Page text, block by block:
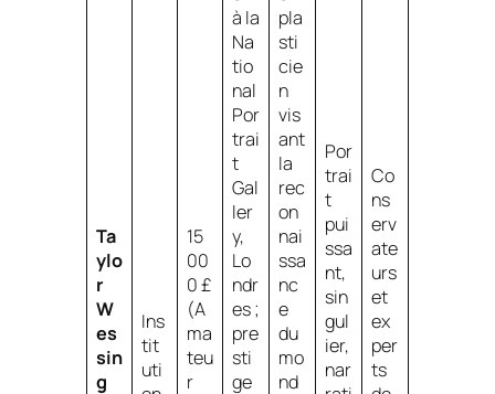
Ta
ylo
r
W
es
sin
g
Ins
tit
uti
15
00
0 £
(A
ma
teu
r
à la
Na
tio
nal
Por
trai
t
Gal
ler
y,
Lo
ndr
es ;
pre
sti
ge
pla
sti
cie
n
vis
ant
la
rec
on
nai
ssa
nc
e
du
mo
nd
Por
trai
t
pui
ssa
nt,
sin
gul
ier,
nar
Co
ns
erv
ate
urs
et
ex
per
ts